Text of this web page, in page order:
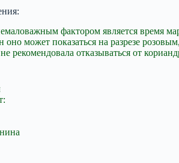
фактором является время
оно может показаться на разрезе
рекомендовала отказываться от